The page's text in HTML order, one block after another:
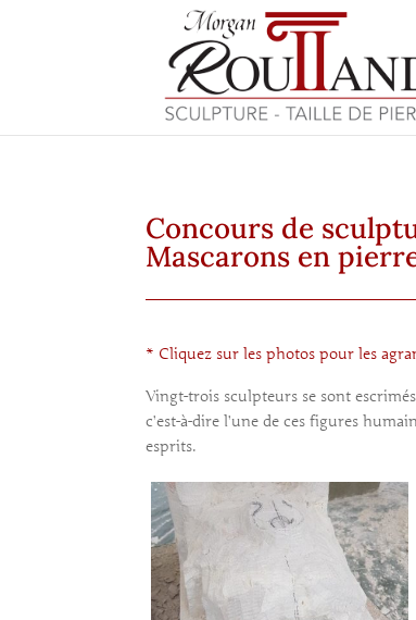
Concours de
Mascarons en
* Cliquez sur les photos pour les
Vingt-trois sculpteurs se sont
c’est-à-dire l’une de ces figures
esprits.